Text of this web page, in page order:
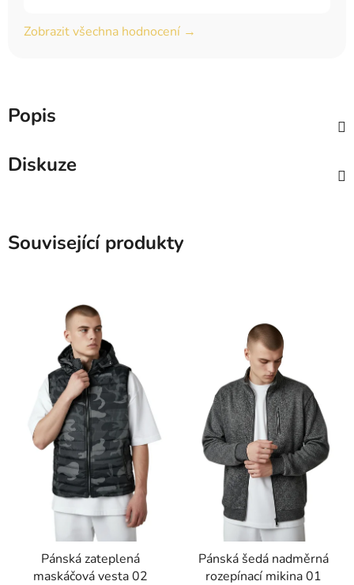
Zobrazit všechna hodnocení →
Popis
Diskuze
Související produkty
Pánská zateplená
maskáčová vesta 02
Pánská šedá nadměrná
rozepínací mikina 01